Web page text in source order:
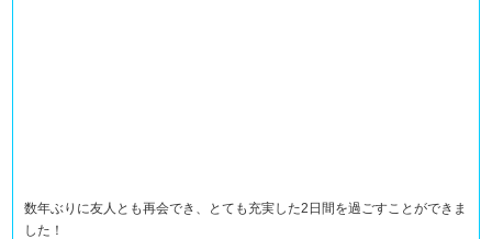
数年ぶりに友人とも再会でき、とても充実した2日間を過ごすことができま
した！